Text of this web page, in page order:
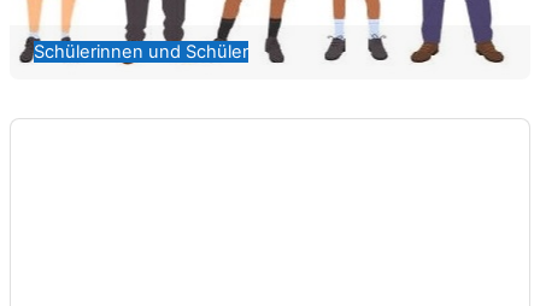
Schülerinnen und Schüler